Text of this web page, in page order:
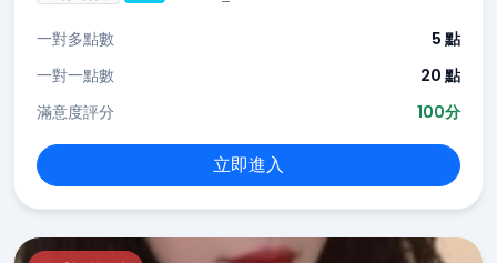
一對多點數
5 點
一對一點數
20 點
滿意度評分
100分
立即進入